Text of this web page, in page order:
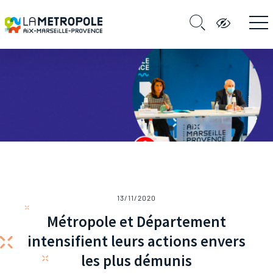
13/11/2020
Métropole et Département
intensifient leurs actions envers
les plus démunis